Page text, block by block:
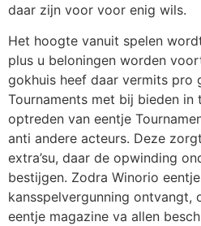
daar zijn voor voor enig wils.
Het hoogte vanuit spelen
plus u beloningen worden
gokhuis heef daar vermits pro
Tournaments met bij bieden in
optreden van eentje
anti andere acteurs. Deze
extra’su, daar de opwinding
bestijgen. Zodra Winorio
kansspelvergunning ontvangt,
eentje magazine va allen